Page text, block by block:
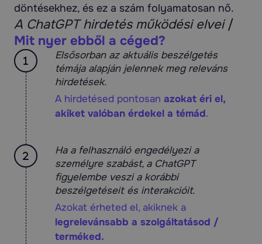
döntésekhez, és ez a szám folyamatosan nő.
A ChatGPT hirdetés működési elvei/
Mit nyer ebből a céged?
Elsősorban az aktuális beszélgetés
témája alapján jelennek meg releváns
hirdetések.
A hirdetésed pontosan azokat éri el,
akiket valóban érdekel a témád.
Ha a felhasználó engedélyezi a
személyre szabást, a ChatGPT
figyelembe veszi a korábbi
beszélgetéseit és interakcióit.
Azokat érheted el, akiknek a
legrelevánsabb a szolgáltatásod /
terméked.